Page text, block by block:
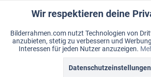
Merkzettel
Menü
Tribeca
Funktionale
Marketing
Wir respektieren deine
Bilderrahmen.com nutzt Technologien von
anzubieten, stetig zu verbessern und
Interessen für jeden Nutzer anzuzeigen.
Datenschutzeinstellungen